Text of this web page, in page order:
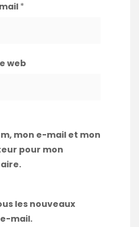
*
web
mon e-mail et mon
pour mon
les nouveaux
mail.